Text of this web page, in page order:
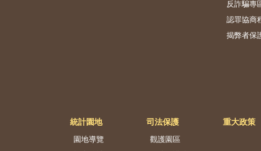
反詐騙專
認罪協商
揭弊者保
統計園地
園地導覽
司法保護
觀護園區
重大政策